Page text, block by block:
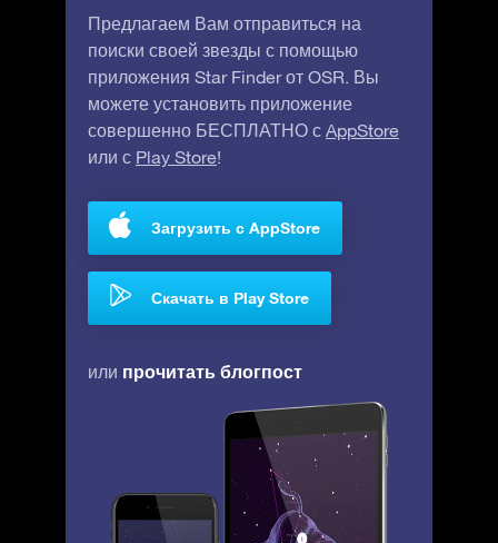
Предлагаем Вам отправиться на
поиски своей звезды с помощью
приложения Star Finder от OSR. Вы
можете установить приложение
совершенно БЕСПЛАТНО с AppStore
или с Play Store!
Загрузить с AppStore
Скачать в Play Store
или прочитать блогпост